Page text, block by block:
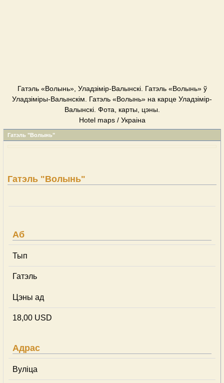
Гатэль «Волынь», Уладзімір-Валынскі. Гатэль «Волынь» ў
Уладзіміры-Валынскім. Гатэль «Волынь» на карце Уладзімір-
Валынскі. Фота, карты, цэны.
Hotel maps / Украіна
Гатэль "Волынь"
Гатэль "Волынь"
Аб
Тып
Гатэль
Цэны ад
18,00 USD
Адрас
Вуліца